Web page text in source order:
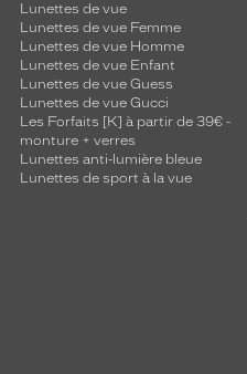
Lunettes de vue
Lunettes de vue Femme
Lunettes de vue Homme
Lunettes de vue Enfant
Lunettes de vue Guess
Lunettes de vue Gucci
Les Forfaits [K] à partir de 39€ -
monture + verres
Lunettes anti-lumière bleue
Lunettes de sport à la vue